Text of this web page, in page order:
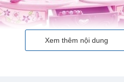
Xem thêm nội dung